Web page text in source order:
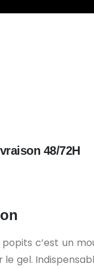
48/72H
popits c’est un
le gel.